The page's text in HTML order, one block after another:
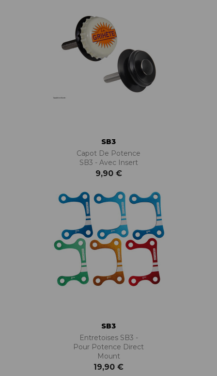
SB3
Capot De Potence
SB3 - Avec Insert
9,90 €
SB3
Entretoises SB3 -
Pour Potence Direct
Mount
19,90 €